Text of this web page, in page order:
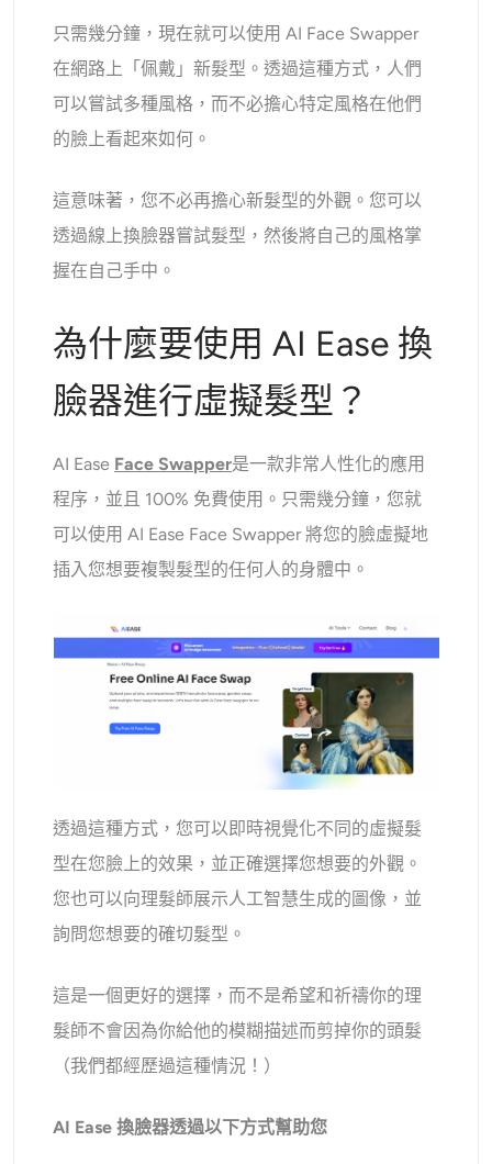
只需幾分鐘，現在就可以使用 AI Face Swapper
在網路上「佩戴」新髮型。透過這種方式，人們
可以嘗試多種風格，而不必擔心特定風格在他們
的臉上看起來如何。
這意味著，您不必再擔心新髮型的外觀。您可以
透過線上換臉器嘗試髮型，然後將自己的風格掌
握在自己手中。
為什麼要使用 AI Ease 換
臉器進行虛擬髮型？
AI Ease Face Swapper是一款非常人性化的應用
程序，並且 100% 免費使用。只需幾分鐘，您就
可以使用 AI Ease Face Swapper 將您的臉虛擬地
插入您想要複製髮型的任何人的身體中。
透過這種方式，您可以即時視覺化不同的虛擬髮
型在您臉上的效果，並正確選擇您想要的外觀。
您也可以向理髮師展示人工智慧生成的圖像，並
詢問您想要的確切髮型。
這是一個更好的選擇，而不是希望和祈禱你的理
髮師不會因為你給他的模糊描述而剪掉你的頭髮
（我們都經歷過這種情況！）
AI Ease 換臉器透過以下方式幫助您